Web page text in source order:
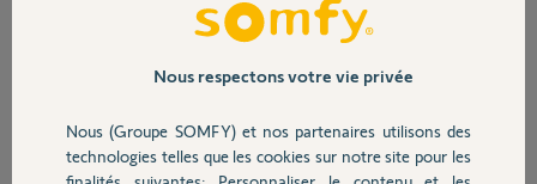
Sécurité
suite à un re-paramétrage de mon portail, je n'arrive pas à
reprogrammer celui-ci dans Tahoma. J'ai réussi à faire réagir mon
produite au niveau du serveur, Raw device already exist: RTS
15013652. J'ai essayé de programmer l'autre bouton mais le moteur
ne reconnait plus la télécommande.
Nous respectons votre vie privée
Nous (Groupe SOMFY) et nos partenaires utilisons des
technologies telles que les cookies sur notre site pour les